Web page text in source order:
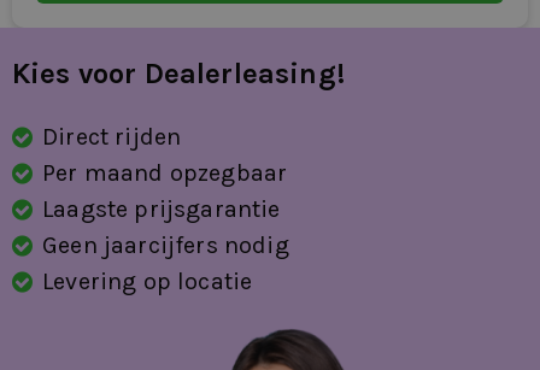
Kies voor Dealerleasing!
Direct rijden
Per maand opzegbaar
Laagste prijsgarantie
Geen jaarcijfers nodig
Levering op locatie